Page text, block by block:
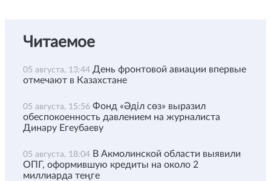
Читаемое
05 августа, 13:44 День фронтовой авиации впервые
отмечают в Казахстане
05 августа, 15:56 Фонд «Әділ сөз» выразил
обеспокоенность давлением на журналиста
Динару Егеубаеву
05 августа, 18:04 В Акмолинской области выявили
ОПГ, оформившую кредиты на около 2
миллиарда теңге